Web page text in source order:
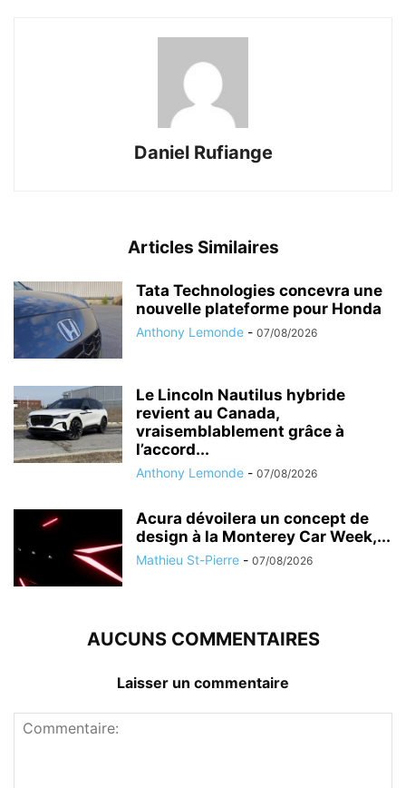
Daniel Rufiange
Articles Similaires
Tata Technologies concevra une
nouvelle plateforme pour Honda
Anthony Lemonde - 07/08/2026
Le Lincoln Nautilus hybride
revient au Canada,
vraisemblablement grâce à
l’accord...
Anthony Lemonde - 07/08/2026
Acura dévoilera un concept de
design à la Monterey Car Week,...
Mathieu St-Pierre - 07/08/2026
AUCUNS COMMENTAIRES
Laisser un commentaire